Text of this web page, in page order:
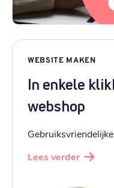
WEBSITE MAKEN
In enkele
webshop
Lees verder